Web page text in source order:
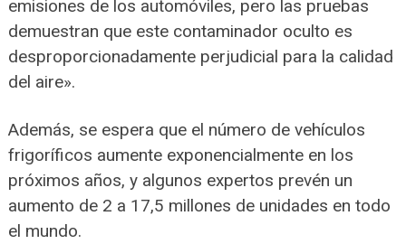
emisiones de los automóviles, pero las pruebas
demuestran que este contaminador oculto es
desproporcionadamente perjudicial para la calidad
del aire».
Además, se espera que el número de vehículos
frigoríficos aumente exponencialmente en los
próximos años, y algunos expertos prevén un
aumento de 2 a 17,5 millones de unidades en todo
el mundo.